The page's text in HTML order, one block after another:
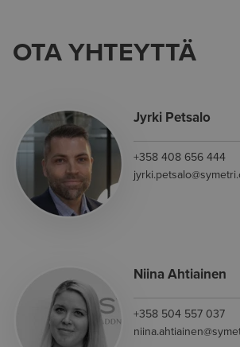
OTA YHTEYTTÄ
Jyrki Petsalo
+358 408 656 444
Niina Ahtiainen
+358 504 557 037